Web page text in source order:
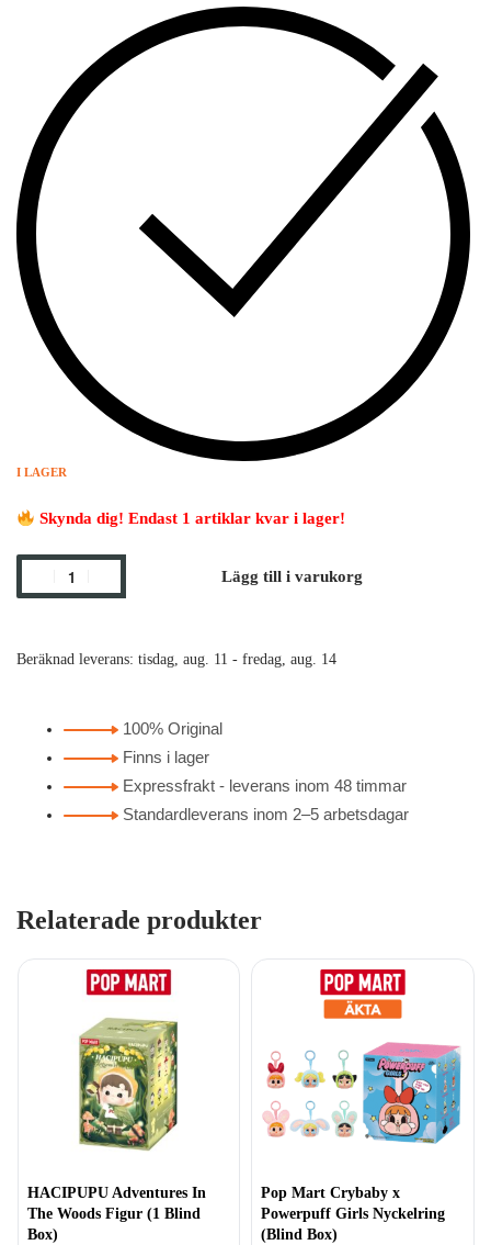
I LAGER
Skynda dig! Endast 1 artiklar kvar i lager!
Lägg till i varukorg
Beräknad leverans: tisdag, aug. 11 - fredag, aug. 14
100% Original
Finns i lager
Expressfrakt - leverans inom 48 timmar
Standardleverans inom 2–5 arbetsdagar
Relaterade produkter
HACIPUPU Adventures In
The Woods Figur (1 Blind
Box)
Pop Mart Crybaby x
Powerpuff Girls Nyckelring
(Blind Box)